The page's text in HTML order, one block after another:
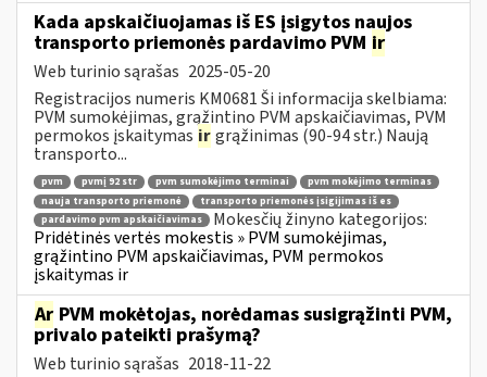
Kada apskaičiuojamas iš ES įsigytos naujos
transporto priemonės pardavimo PVM ir
Web turinio sąrašas 2025-05-20
Registracijos numeris KM0681 Ši informacija skelbiama:
PVM sumokėjimas, grąžintino PVM apskaičiavimas, PVM
permokos įskaitymas irgrąžinimas (90-94 str.) Naują
transporto...
pvm pvmį 92 str pvm sumokėjimo terminai
pvm mokėjimo terminas
nauja transporto priemonė
transporto priemonės įsigijimas iš es
pardavimo pvm apskaičiavimas
Mokesčių žinyno kategorijos:
Pridėtinės vertės mokestis » PVM sumokėjimas,
grąžintino PVM apskaičiavimas, PVM permokos
įskaitymas ir
Ar PVM mokėtojas, norėdamas susigrąžinti PVM,
privalo pateikti prašymą?
Web turinio sąrašas 2018-11-22